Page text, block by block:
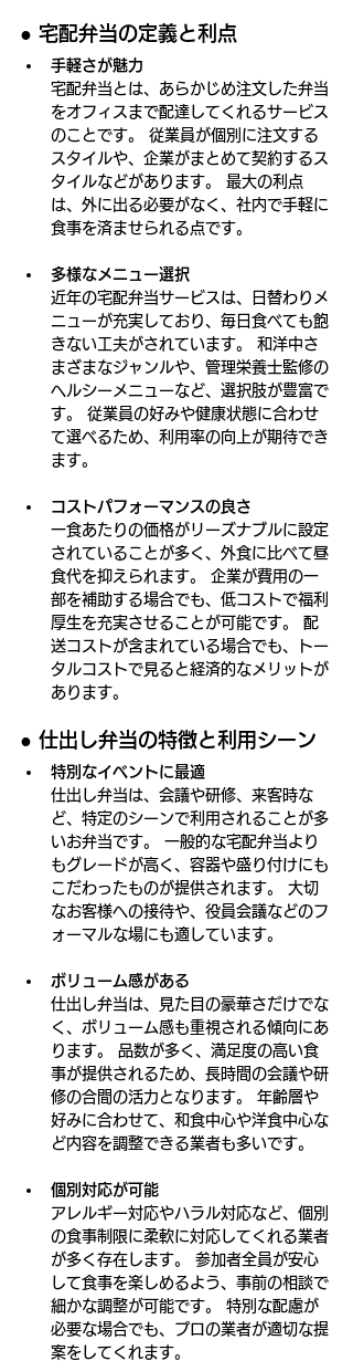
● 宅配弁当の定義と利点
手軽さが魅力
宅配弁当とは、あらかじめ注文した弁当
をオフィスまで配達してくれるサービス
のことです。 従業員が個別に注文する
スタイルや、企業がまとめて契約するス
タイルなどがあります。 最大の利点
は、外に出る必要がなく、社内で手軽に
食事を済ませられる点です。
多様なメニュー選択
近年の宅配弁当サービスは、日替わりメ
ニューが充実しており、毎日食べても飽
きない工夫がされています。 和洋中さ
まざまなジャンルや、管理栄養士監修の
ヘルシーメニューなど、選択肢が豊富で
す。 従業員の好みや健康状態に合わせ
て選べるため、利用率の向上が期待でき
ます。
コストパフォーマンスの良さ
一食あたりの価格がリーズナブルに設定
されていることが多く、外食に比べて昼
食代を抑えられます。 企業が費用の一
部を補助する場合でも、低コストで福利
厚生を充実させることが可能です。 配
送コストが含まれている場合でも、トー
タルコストで見ると経済的なメリットが
あります。
● 仕出し弁当の特徴と利用シーン
特別なイベントに最適
仕出し弁当は、会議や研修、来客時な
ど、特定のシーンで利用されることが多
いお弁当です。 一般的な宅配弁当より
もグレードが高く、容器や盛り付けにも
こだわったものが提供されます。 大切
なお客様への接待や、役員会議などのフ
ォーマルな場にも適しています。
ボリューム感がある
仕出し弁当は、見た目の豪華さだけでな
く、ボリューム感も重視される傾向にあ
ります。 品数が多く、満足度の高い食
事が提供されるため、長時間の会議や研
修の合間の活力となります。 年齢層や
好みに合わせて、和食中心や洋食中心な
ど内容を調整できる業者も多いです。
個別対応が可能
アレルギー対応やハラル対応など、個別
の食事制限に柔軟に対応してくれる業者
が多く存在します。 参加者全員が安心
して食事を楽しめるよう、事前の相談で
細かな調整が可能です。 特別な配慮が
必要な場合でも、プロの業者が適切な提
案をしてくれます。